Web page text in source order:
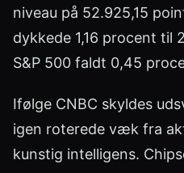
niveau på 52.925,15
dykkede 1,16 procent til
S&P 500 faldt 0,45
Ifølge CNBC skyldes
igen roterede væk fra
kunstig intelligens.